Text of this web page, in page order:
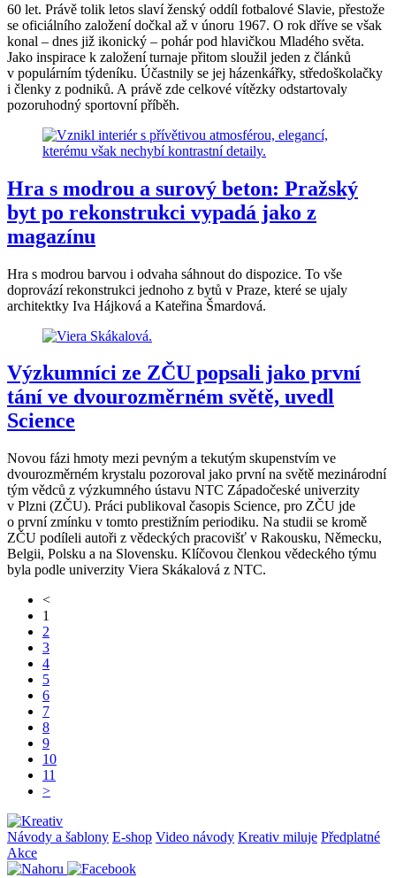
60 let. Právě tolik letos slaví ženský oddíl fotbalové Slavie, přestože
se oficiálního založení dočkal až v únoru 1967. O rok dříve se však
konal – dnes již ikonický – pohár pod hlavičkou Mladého světa.
Jako inspirace k založení turnaje přitom sloužil jeden z článků
v populárním týdeníku. Účastnily se jej házenkářky, středoškolačky
i členky z podniků. A právě zde celkové vítězky odstartovaly
pozoruhodný sportovní příběh.
Hra s modrou a surový beton: Pražský
byt po rekonstrukci vypadá jako z
magazínu
Hra s modrou barvou i odvaha sáhnout do dispozice. To vše
doprovází rekonstrukci jednoho z bytů v Praze, které se ujaly
architektky Iva Hájková a Kateřina Šmardová.
Výzkumníci ze ZČU popsali jako první
tání ve dvourozměrném světě, uvedl
Science
Novou fázi hmoty mezi pevným a tekutým skupenstvím ve
dvourozměrném krystalu pozoroval jako první na světě mezinárodní
tým vědců z výzkumného ústavu NTC Západočeské univerzity
v Plzni (ZČU). Práci publikoval časopis Science, pro ZČU jde
o první zmínku v tomto prestižním periodiku. Na studii se kromě
ZČU podíleli autoři z vědeckých pracovišť v Rakousku, Německu,
Belgii, Polsku a na Slovensku. Klíčovou členkou vědeckého týmu
byla podle univerzity Viera Skákalová z NTC.
<
1
2
3
4
5
6
7
8
9
10
11
>
Návody a šablony E-shop Video návody Kreativ miluje Předplatné
Akce